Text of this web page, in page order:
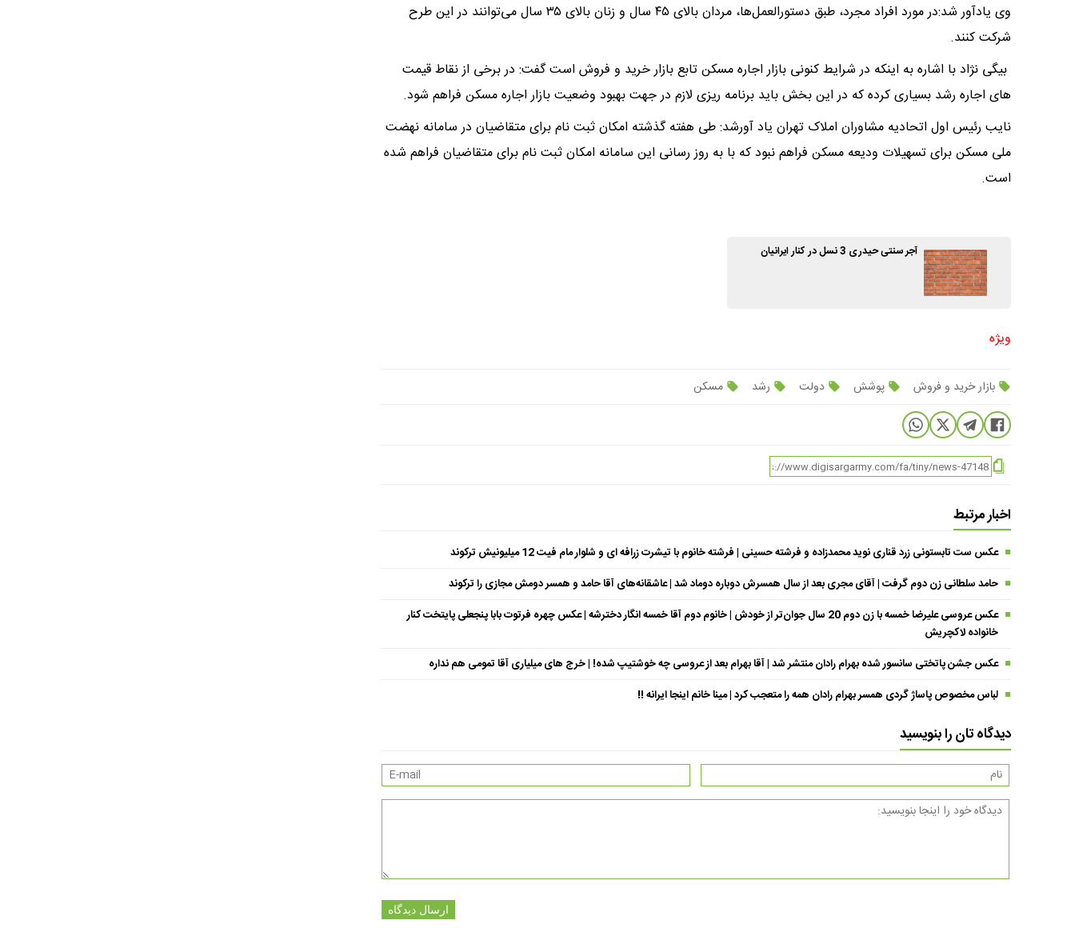
وی یادآور شد:در مورد افراد مجرد، طبق دستورالعمل‌ها، مردان بالای ۴۵ سال و زنان بالای ۳۵ سال می‌توانند در این طرح
شرکت کنند.
بیگی نژاد با اشاره به اینکه در شرایط کنونی بازار اجاره مسکن تابع بازار خرید و فروش است گفت: در برخی از نقاط قیمت
های اجاره رشد بسیاری کرده که در این بخش باید برنامه ریزی لازم در جهت بهبود وضعیت بازار اجاره مسکن فراهم شود.
نایب رئیس اول اتحادیه مشاوران املاک تهران یاد آورشد: طی هفته گذشته امکان ثبت نام برای متقاضیان در سامانه نهضت
ملی مسکن برای تسهیلات ودیعه مسکن فراهم نبود که با به روز رسانی این سامانه امکان ثبت نام برای متقاضیان فراهم شده
است.
آجر سنتی حیدری 3 نسل در کنار ایرانیان
ویژه
بازار خرید و فروش پوشش دولت رشد مسکن
اخبار مرتبط
عکس ست تابستونی زرد قناری نوید محمدزاده و فرشته حسینی | فرشته خانوم با تیشرت زرافه ای و شلوار مام فیت 12 میلیونیش ترکوند
حامد سلطانی زن دوم گرفت | آقای مجری بعد از سال همسرش دوباره دوماد شد | عاشقانه‌های آقا حامد و همسر دومش مجازی را ترکوند
عکس عروسی علیرضا خمسه با زن دوم 20 سال جوان‌تر از خودش | خانوم دوم آقا خمسه انگار دخترشه | عکس چهره فرتوت بابا پنجعلی پایتخت کنار
خانواده لاکچریش
عکس جشن پاتختی سانسور شده بهرام رادان منتشر شد | آقا بهرام بعد از عروسی چه خوشتیپ شده! | خرج های میلیاری آقا تمومی هم نداره
لباس مخصوص پاساژ گردی همسر بهرام رادان همه را متعجب کرد | مینا خانم اینجا ایرانه !!
دیدگاه تان را بنویسید
ارسال دیدگاه